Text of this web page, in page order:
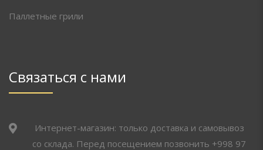
Паллетные грили
Связаться с нами
Интернет-магазин: только доставка и самовывоз
со склада. Перед посещением позвонить +998 97